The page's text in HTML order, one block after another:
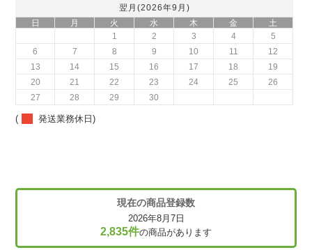
翌月(2026年9月)
日
月 火 水 木 金
土
1
2 3 4
5
6
7 8 9 10 11
12
13
14 15 16 17 18
19
20
21 22 23 24 25
26
27
28 29 30
( 発送業務休日)
現在の商品登録数
2026年8月7日
2,835件の商品があります